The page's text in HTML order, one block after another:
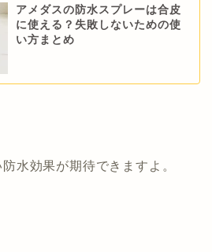
アメダスの防水スプレーは合皮
に使える？失敗しないための使
い方まとめ
水効果が期待できますよ。